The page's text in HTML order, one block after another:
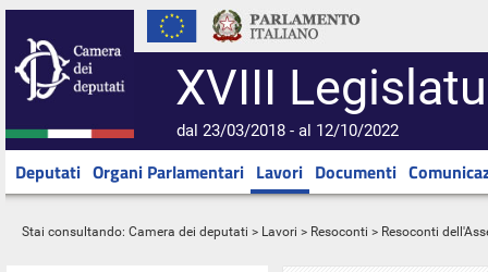
XVIII
dal 23/03/2018 - al 12/10/2022
Deputati Organi Parlamentari Lavori Documenti
Stai consultando: Camera dei deputati > Lavori > Resoconti > Resoconti